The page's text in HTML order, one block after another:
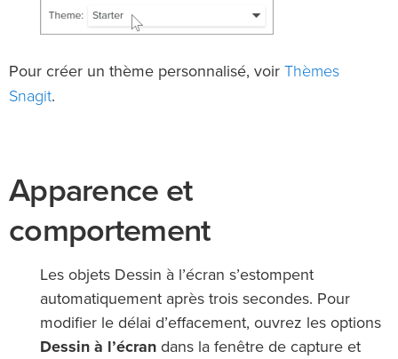
Pour créer un thème personnalisé, voir Thèmes
Snagit.
Apparence et
comportement
Les objets Dessin à l’écran s’estompent
automatiquement après trois secondes. Pour
modifier le délai d’effacement, ouvrez les options
Dessin à l’écran dans la fenêtre de capture et